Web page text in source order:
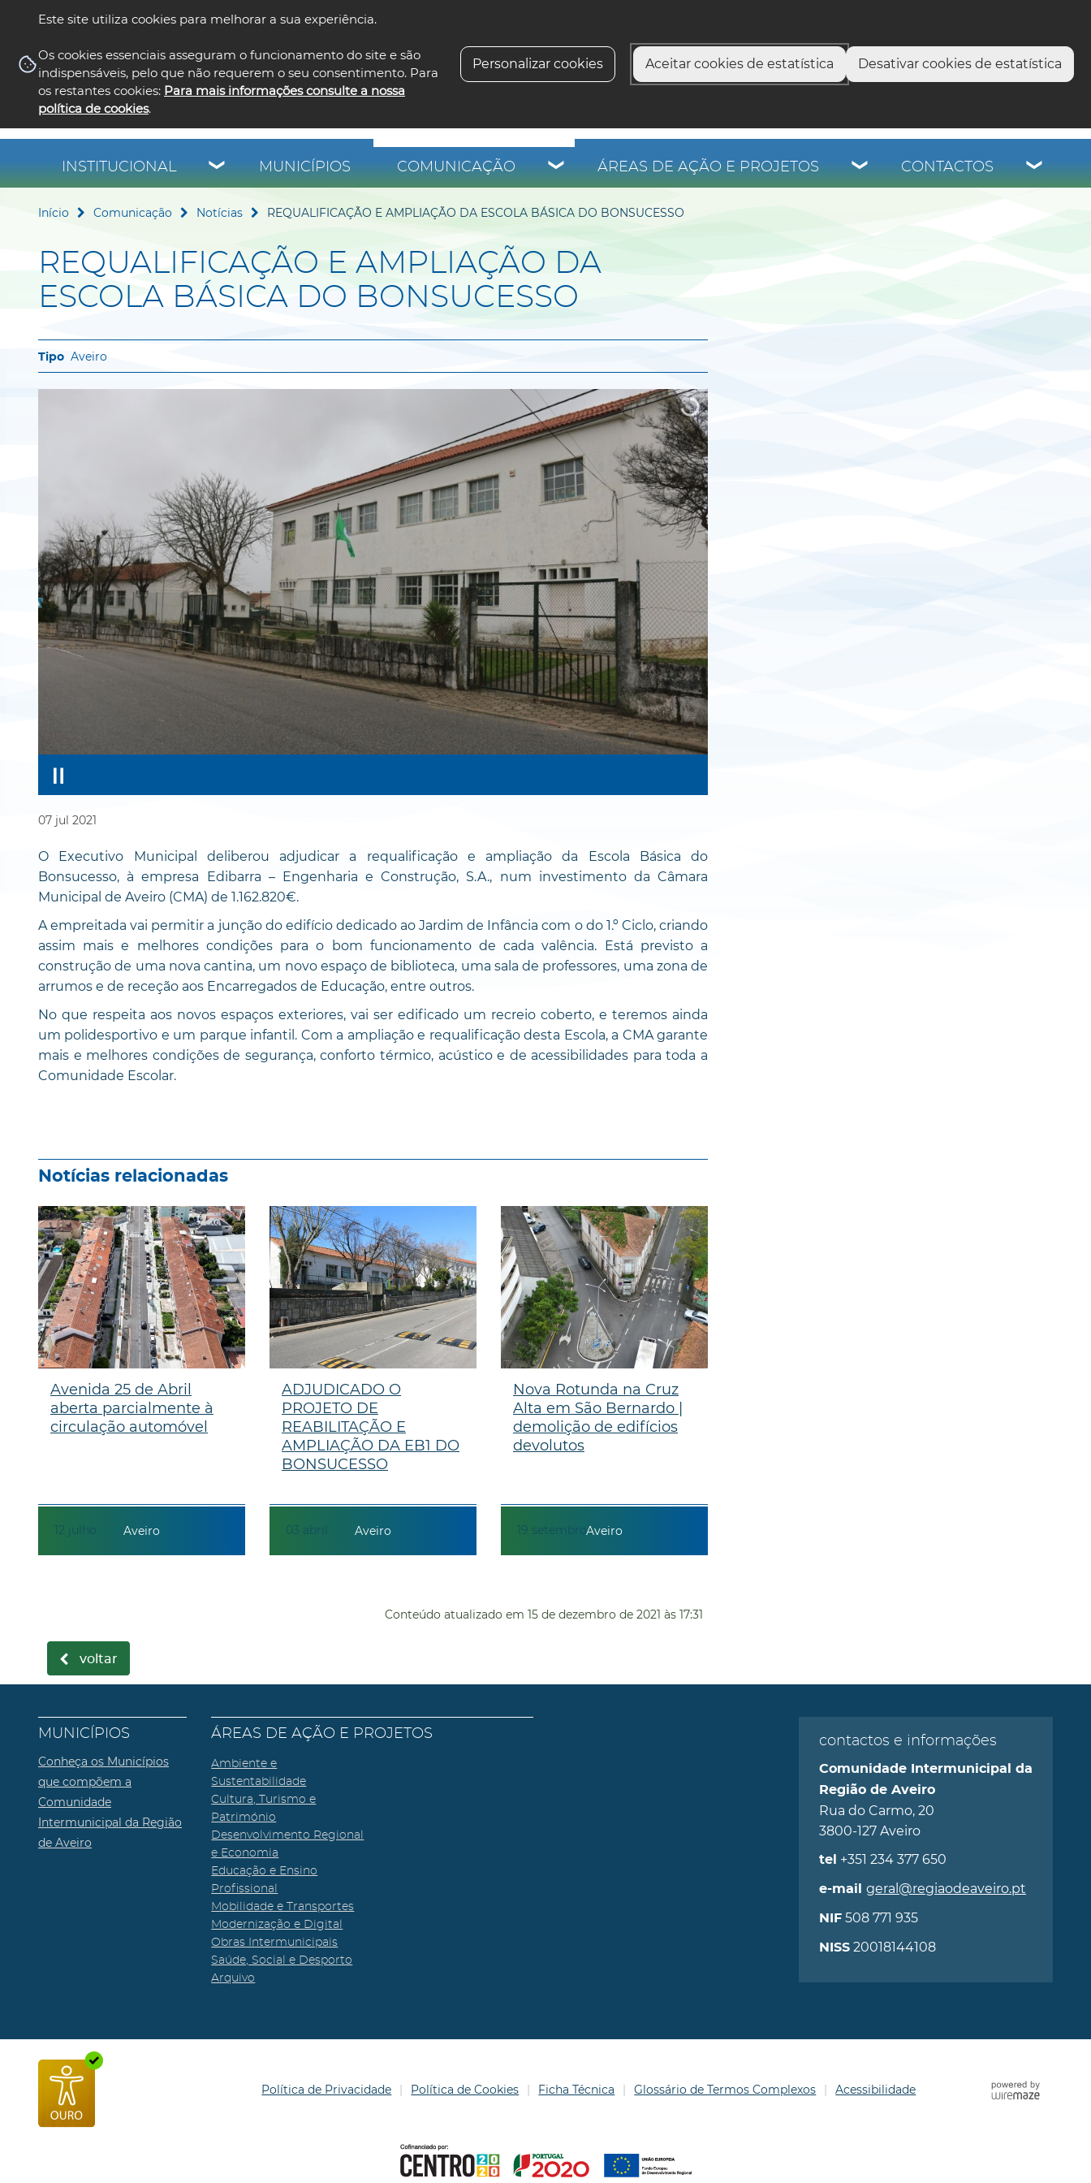
Este site utiliza cookies para melhorar a sua experiência.
Os cookies essenciais asseguram o funcionamento do site e são
indispensáveis, pelo que não requerem o seu consentimento. Para
os restantes cookies: Para mais informações consulte a nossa
política de cookies.
Personalizar cookies Aceitar cookies de estatística Desativar cookies de estatística
INSTITUCIONAL MUNICÍPIOS COMUNICAÇÃO ÁREAS DE AÇÃO E PROJETOS CONTACTOS
Início Comunicação Notícias REQUALIFICAÇÃO E AMPLIAÇÃO DA ESCOLA BÁSICA DO BONSUCESSO
REQUALIFICAÇÃO E AMPLIAÇÃO DA
ESCOLA BÁSICA DO BONSUCESSO
Aveiro
07 jul 2021
O Executivo Municipal deliberou adjudicar a requalificação e ampliação da Escola Básica do
Bonsucesso, à empresa Edibarra – Engenharia e Construção, S.A., num investimento da Câmara
Municipal de Aveiro (CMA) de 1.162.820€.
A empreitada vai permitir a junção do edifício dedicado ao Jardim de Infância com o do 1.º Ciclo, criando
assim mais e melhores condições para o bom funcionamento de cada valência. Está previsto a
construção de uma nova cantina, um novo espaço de biblioteca, uma sala de professores, uma zona de
arrumos e de receção aos Encarregados de Educação, entre outros.
No que respeita aos novos espaços exteriores, vai ser edificado um recreio coberto, e teremos ainda
um polidesportivo e um parque infantil. Com a ampliação e requalificação desta Escola, a CMA garante
mais e melhores condições de segurança, conforto térmico, acústico e de acessibilidades para toda a
Comunidade Escolar.
Notícias relacionadas
12 julho
Avenida 25 de Abril
aberta parcialmente à
circulação automóvel
Aveiro 03 abril
ADJUDICADO O
PROJETO DE
REABILITAÇÃO E
AMPLIAÇÃO DA EB1 DO
BONSUCESSO
Aveiro 19 setembro
Nova Rotunda na Cruz
Alta em São Bernardo |
demolição de edifícios
devolutos
Aveiro
Conteúdo atualizado em 15 de dezembro de 2021 às 17:31
voltar
MUNICÍPIOS
Conheça os Municípios
que compõem a
Comunidade
Intermunicipal da Região
de Aveiro
ÁREAS DE AÇÃO E PROJETOS
Ambiente e
Sustentabilidade
Cultura, Turismo e
Património
Desenvolvimento Regional
e Economia
Educação e Ensino
Profissional
Mobilidade e Transportes
Modernização e Digital
Obras Intermunicipais
Saúde, Social e Desporto
Arquivo
contactos e informações
Comunidade Intermunicipal da
Região de Aveiro
Rua do Carmo, 20
3800-127 Aveiro
tel +351 234 377 650
e-mail geral@regiaodeaveiro.pt
NIF508 771 935
NISS20018144108
Política de Privacidade Política de Cookies Ficha Técnica Glossário de Termos Complexos Acessibilidade